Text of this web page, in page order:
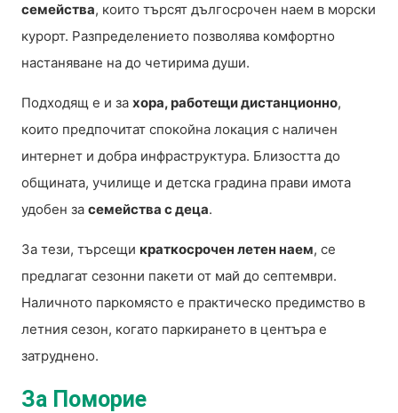
семейства, които търсят дългосрочен наем в морски
курорт. Разпределението позволява комфортно
настаняване на до четирима души.
Подходящ е и за хора, работещи дистанционно,
които предпочитат спокойна локация с наличен
интернет и добра инфраструктура. Близостта до
общината, училище и детска градина прави имота
удобен за семейства с деца.
За тези, търсещи краткосрочен летен наем, се
предлагат сезонни пакети от май до септември.
Наличното паркомясто е практическо предимство в
летния сезон, когато паркирането в центъра е
затруднено.
За Поморие